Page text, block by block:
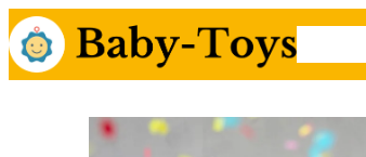
Przejdź
do
treści